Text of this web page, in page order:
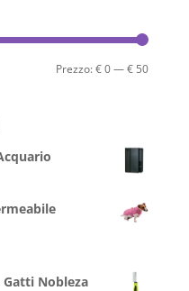
Prezzo
Prezzo
Prezzo:€ 0—€ 50
Nobleza